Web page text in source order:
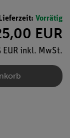
Lieferzeit: Vorrätig
EUR
EUR inkl. MwSt.